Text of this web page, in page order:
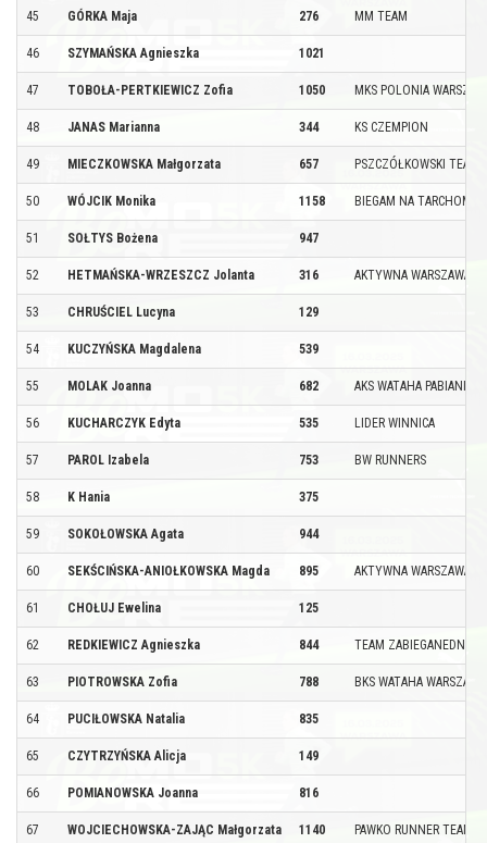
45 GÓRKA Maja 276 MM TEAM
46 SZYMAŃSKA Agnieszka 1021
47 TOBOŁA-PERTKIEWICZ Zofia 1050 MKS POLONIA
48 JANAS Marianna 344 KS CZEMPION
49 MIECZKOWSKA Małgorzata 657 PSZCZÓŁKOWSKI TEAM
50 WÓJCIK Monika 1158 BIEGAM NA
51 SOŁTYS Bożena 947
52 HETMAŃSKA-WRZESZCZ Jolanta 316 AKTYWNA WARSZAWA
53 CHRUŚCIEL Lucyna 129
54 KUCZYŃSKA Magdalena 539
55 MOLAK Joanna 682 AKS WATAHA PABIANICE
56 KUCHARCZYK Edyta 535 LIDER WINNICA
57 PAROL Izabela 753 BW RUNNERS
58 K Hania 375
59 SOKOŁOWSKA Agata 944
60 SEKŚCIŃSKA-ANIOŁKOWSKA Magda 895 AKTYWNA WARSZAWA
61 CHOŁUJ Ewelina 125
62 REDKIEWICZ Agnieszka 844 TEAM ZABIEGANEDNI
63 PIOTROWSKA Zofia 788 BKS WATAHA WARSZAWA
64 PUCIŁOWSKA Natalia 835
65 CZYTRZYŃSKA Alicja 149
66 POMIANOWSKA Joanna 816
67 WOJCIECHOWSKA-ZAJĄC Małgorzata 1140 PAWKO RUNNER TEAM